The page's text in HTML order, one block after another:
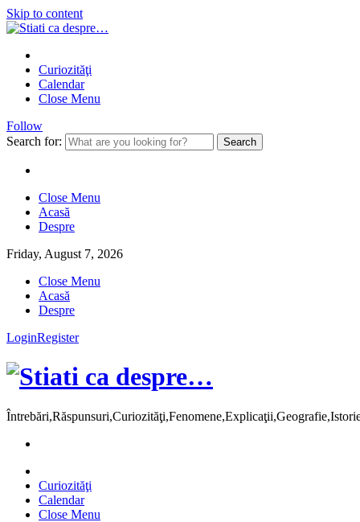
Skip to content
Curiozităţi
Calendar
Close Menu
Follow
Search for:
Close Menu
Acasă
Despre
Friday, August 7, 2026
Close Menu
Acasă
Despre
LoginRegister
Curiozităţi
Calendar
Close Menu